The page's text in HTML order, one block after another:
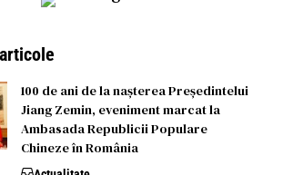
100 de ani de la nașterea Președintelui
Jiang Zemin, eveniment marcat la
Ambasada Republicii Populare
Chineze în România